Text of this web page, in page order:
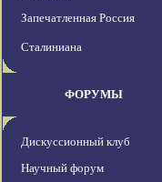
Запечатленная Россия
Сталиниана
ФОРУМЫ
Дискуссионный клуб
Научный форум